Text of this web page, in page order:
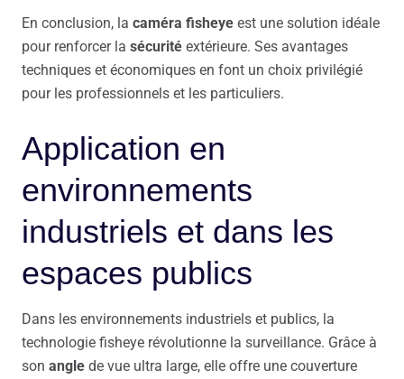
En conclusion, la caméra fisheye est une solution idéale
pour renforcer la sécurité extérieure. Ses avantages
techniques et économiques en font un choix privilégié
pour les professionnels et les particuliers.
Application en
environnements
industriels et dans les
espaces publics
Dans les environnements industriels et publics, la
technologie fisheye révolutionne la surveillance. Grâce à
son angle de vue ultra large, elle offre une couverture